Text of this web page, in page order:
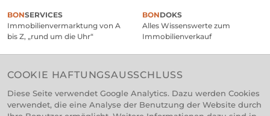
SERVICES
Immobilien­vermarktung von A
bis Z, „rund um die Uhr“
DOKS
Alles Wissens­werte zum
Immobilien­verkauf
Ihre Zufriedenheit ist unser
Sie profitieren bei der
SURPRISE
COOKIE HAFTUNGSAUSSCHLUSS
Diese Seite verwendet Google Analytics. Dazu werden Cookies
verwendet, die eine Analyse der Benutzung der Website durch